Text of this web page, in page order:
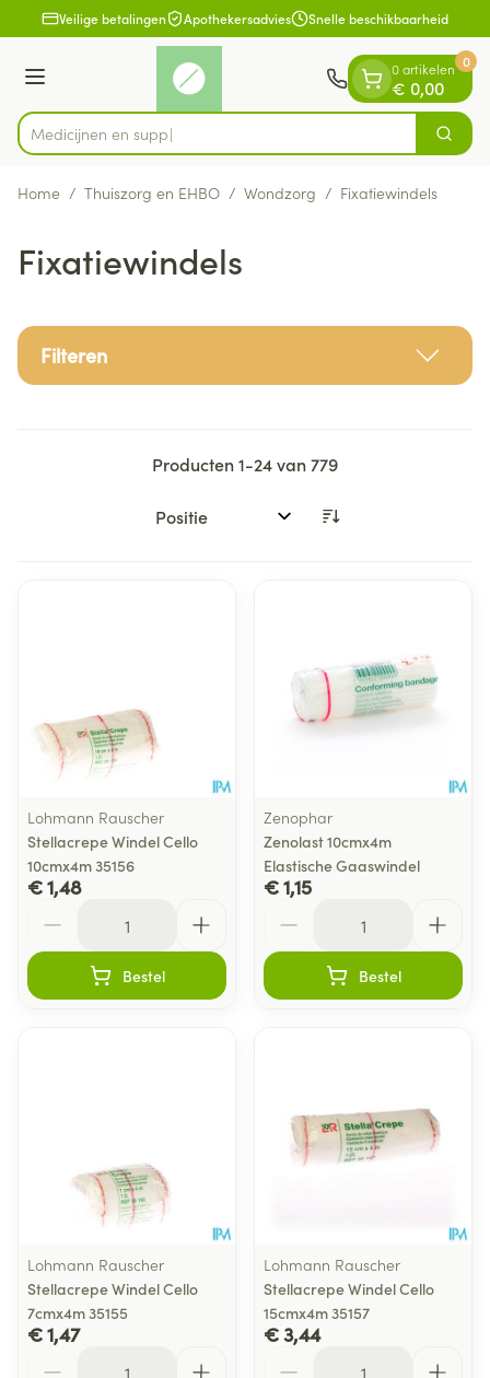
Ga naar de inhoud
1 van 1Veilige betalingen Apothekersadvies Snelle beschikbaarheid
Menu
Product, merk, categorie... Zoek
0 artikelen
€ 0,00
0
Home / Thuiszorg en EHBO / Wondzorg / Fixatiewindels
Fixatiewindels
Filteren
Producten1-24van779
Sorteer op:
Lohmann Rauscher
Stellacrepe Windel Cello
10cmx4m 35156
€ 1,48
Bestel
Zenophar
Zenolast 10cmx4m
Elastische Gaaswindel
€ 1,15
Bestel
Lohmann Rauscher
Stellacrepe Windel Cello
7cmx4m 35155
€ 1,47
Lohmann Rauscher
Stellacrepe Windel Cello
15cmx4m 35157
€ 3,44